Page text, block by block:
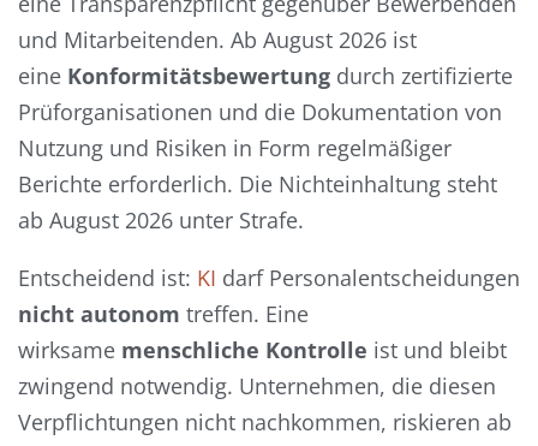
und Mitarbeitenden. Ab August 2026 ist
eine Konformitätsbewertung durch zertifizierte
Prüforganisationen und die Dokumentation von
Nutzung und Risiken in Form regelmäßiger
Berichte erforderlich. Die Nichteinhaltung steht
ab August 2026 unter Strafe.
Entscheidend ist: KI darf Personalentscheidungen
nicht autonom treffen. Eine
wirksame menschliche Kontrolle ist und bleibt
zwingend notwendig. Unternehmen, die diesen
Verpflichtungen nicht nachkommen, riskieren ab